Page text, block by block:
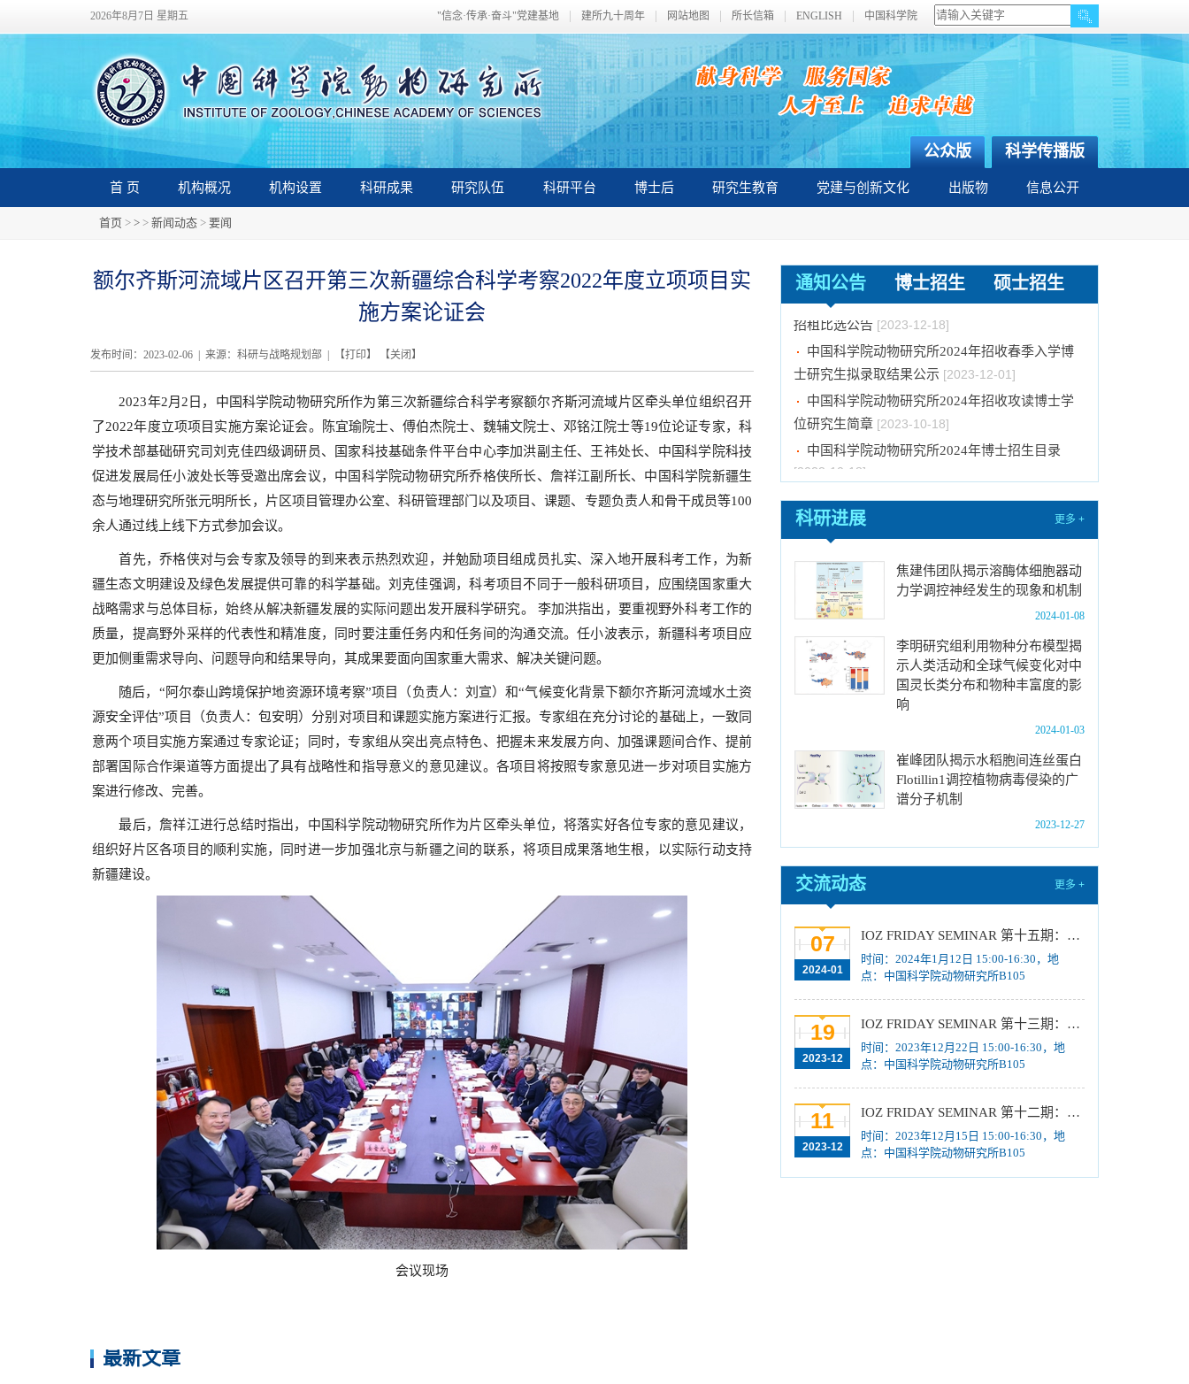
2026年8月7日 星期五 "信念·传承·奋斗"党建基地 建所九十周年 网站地图 所长信箱 ENGLISH 中国科学院
科学传播版
公众版
首 页 机构概况 机构设置 科研成果 研究队伍 科研平台 博士后 研究生教育 党建与创新文化 出版物 信息公开
首页 > > > 新闻动态 > 要闻
额尔齐斯河流域片区召开第三次新疆综合科学考察2022年度立项项目实
施方案论证会
发布时间：2023-02-06 | 来源：科研与战略规划部 | 【打印】 【关闭 】
2023年2月2日，中国科学院动物研究所作为第三次新疆综合科学考察额尔齐斯河流域片区牵头单位组织召开
了2022年度立项项目实施方案论证会。陈宜瑜院士、傅伯杰院士、魏辅文院士、邓铭江院士等19位论证专家，科
学技术部基础研究司刘克佳四级调研员、国家科技基础条件平台中心李加洪副主任、王祎处长、中国科学院科技
促进发展局任小波处长等受邀出席会议，中国科学院动物研究所乔格侠所长、詹祥江副所长、中国科学院新疆生
态与地理研究所张元明所长，片区项目管理办公室、科研管理部门以及项目、课题、专题负责人和骨干成员等100
余人通过线上线下方式参加会议。
首先，乔格侠对与会专家及领导的到来表示热烈欢迎，并勉励项目组成员扎实、深入地开展科考工作，为新
疆生态文明建设及绿色发展提供可靠的科学基础。刘克佳强调，科考项目不同于一般科研项目，应围绕国家重大
战略需求与总体目标，始终从解决新疆发展的实际问题出发开展科学研究。 李加洪指出，要重视野外科考工作的
质量，提高野外采样的代表性和精准度，同时要注重任务内和任务间的沟通交流。任小波表示，新疆科考项目应
更加侧重需求导向、问题导向和结果导向，其成果要面向国家重大需求、解决关键问题。
随后，“阿尔泰山跨境保护地资源环境考察”项目（负责人：刘宣）和“气候变化背景下额尔齐斯河流域水土资
源安全评估”项目（负责人：包安明）分别对项目和课题实施方案进行汇报。专家组在充分讨论的基础上，一致同
意两个项目实施方案通过专家论证；同时，专家组从突出亮点特色、把握未来发展方向、加强课题间合作、提前
部署国际合作渠道等方面提出了具有战略性和指导意义的意见建议。各项目将按照专家意见进一步对项目实施方
案进行修改、完善。
最后，詹祥江进行总结时指出，中国科学院动物研究所作为片区牵头单位，将落实好各位专家的意见建议，
组织好片区各项目的顺利实施，同时进一步加强北京与新疆之间的联系，将项目成果落地生根，以实际行动支持
新疆建设。
会议现场
最新文章
通知公告 博士招生 硕士招生
中国科学院动物研究所国家动物博物馆文创商店
招租比选公告
士研究生拟录取结果公示[2023-12-01]
位研究生简章[2023-10-18]
[2023-10-18]
2024年招收推荐免试硕士（含直博）研究生第
四批拟录取结果公示[2023-10-17]
中国科学院动物研究所2024年推免生放弃拟录
取资格公示[2023-10-07]
技术奖项目的公示 [2024-01-03]
中国科学院动物研究所国家动物博物馆文创商店
[2023-12-18]
中国科学院动物研究所2024年招收春季入学博
士研究生拟录取结果公示[2023-12-01]
中国科学院动物研究所2024年招收攻读博士学
位研究生简章[2023-10-18]
中国科学院动物研究所2024年博士招生目录
[2023-10-18]
2024年招收推荐免试硕士（含直博）研究生第
关于2023年度中国科学院杰出科技成就奖的拟
推荐公示[2023-10-16]
中国科学院动物研究所2024年推免生放弃拟录
取资格公示[2023-10-07]
科研进展 更多 +
焦建伟团队揭示溶酶体细胞器动
力学调控神经发生的现象和机制
2024-01-08
李明研究组利用物种分布模型揭
示人类活动和全球气候变化对中
国灵长类分布和物种丰富度的影
响
2024-01-03
崔峰团队揭示水稻胞间连丝蛋白
Flotillin1调控植物病毒侵染的广
谱分子机制
2023-12-27
交流动态 更多 +
07
2024-01
IOZ FRIDAY SEMINAR 第十五期：Neuronal diversification, specification and function in the hypothalamus、本能行为调控的嗅觉神经编码机制
时间：2024年1月12日 15:00-16:30，地
点：中国科学院动物研究所B105
19
2023-12
IOZ FRIDAY SEMINAR 第十三期：上皮类器官系统构建之组织力的协调与细胞应答解析、利用表观基因组编辑技术调控基因表达
时间：2023年12月22日 15:00-16:30，地
点：中国科学院动物研究所B105
11
2023-12
IOZ FRIDAY SEMINAR 第十二期：动物月节律和年节律的奥秘探究、功能性毛细血管网络的体外构建及应用
时间：2023年12月15日 15:00-16:30，地
点：中国科学院动物研究所B105